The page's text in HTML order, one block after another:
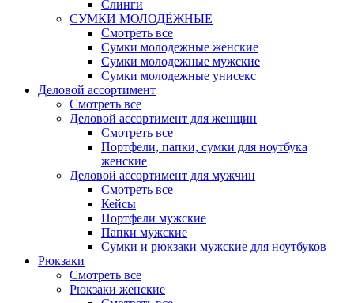
Слинги
СУМКИ МОЛОДЁЖНЫЕ
Смотреть все
Сумки молодежные женские
Сумки молодежные мужские
Сумки молодежные унисекс
Деловой ассортимент
Смотреть все
Деловой ассортимент для женщин
Смотреть все
Портфели, папки, сумки для ноутбука
женские
Деловой ассортимент для мужчин
Смотреть все
Кейсы
Портфели мужские
Папки мужские
Сумки и рюкзаки мужские для ноутбуков
Рюкзаки
Смотреть все
Рюкзаки женские